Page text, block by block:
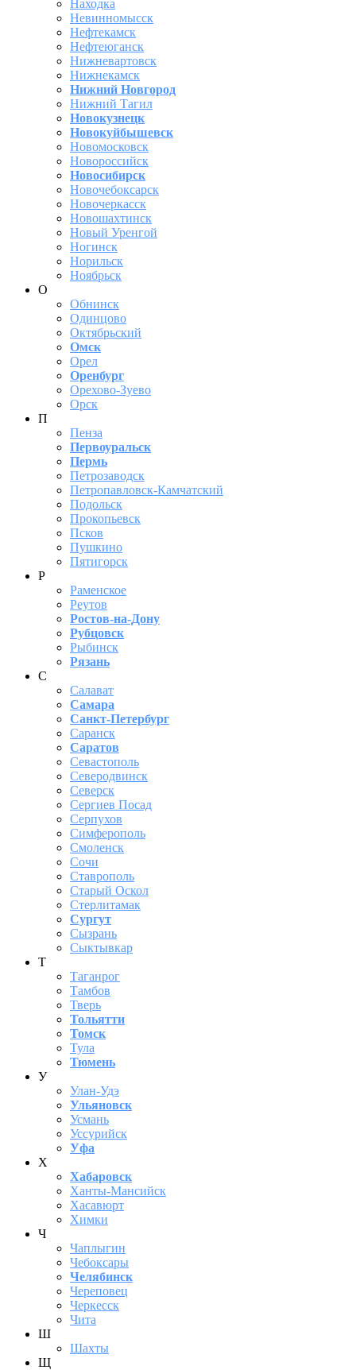
Находка
Невинномысск
Нефтекамск
Нефтеюганск
Нижневартовск
Нижнекамск
Нижний Новгород
Нижний Тагил
Новокузнецк
Новокуйбышевск
Новомосковск
Новороссийск
Новосибирск
Новочебоксарск
Новочеркасск
Новошахтинск
Новый Уренгой
Ногинск
Норильск
Ноябрьск
О
Обнинск
Одинцово
Октябрьский
Омск
Орел
Оренбург
Орехово-Зуево
Орск
П
Пенза
Первоуральск
Пермь
Петрозаводск
Петропавловск-Камчатский
Подольск
Прокопьевск
Псков
Пушкино
Пятигорск
Р
Раменское
Реутов
Ростов-на-Дону
Рубцовск
Рыбинск
Рязань
С
Салават
Самара
Санкт-Петербург
Саранск
Саратов
Севастополь
Северодвинск
Северск
Сергиев Посад
Серпухов
Симферополь
Смоленск
Сочи
Ставрополь
Старый Оскол
Стерлитамак
Сургут
Сызрань
Сыктывкар
Т
Таганрог
Тамбов
Тверь
Тольятти
Томск
Тула
Тюмень
У
Улан-Удэ
Ульяновск
Усмань
Уссурийск
Уфа
Х
Хабаровск
Ханты-Мансийск
Хасавюрт
Химки
Ч
Чаплыгин
Чебоксары
Челябинск
Череповец
Черкесск
Чита
Ш
Шахты
Щ